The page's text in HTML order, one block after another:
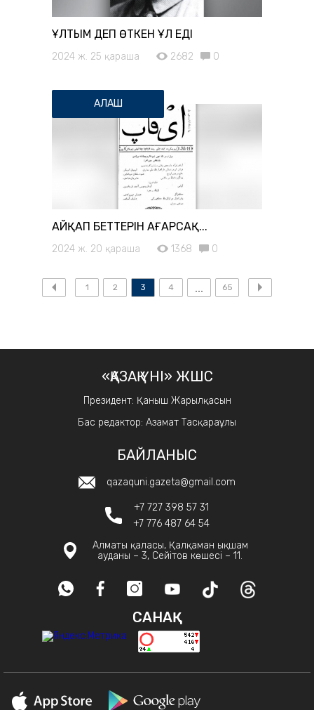
ҰЛТЫМ ДЕП ӨТКЕН ҰЛ ЕДІ
2024 ж. 25 қараша 2682 0
АЛАШ
АЙҚАП БЕТТЕРІН АҢҒАРСАҚ...
2024 ж. 20 қараша 1368 0
1 2 3 4 65
«ҚАЗАҚ ҮНІ» ЖШС
Президент: Қаныш Жарылқасын
Бас редактор: Азамат Тасқараұлы
БАЙЛАНЫС
qazaquni.gazeta@gmail.com
+7 727 398 57 31
+7 776 487 64 54
Алматы қаласы, Қалқаман ықшам
ауданы – 3, Сейітов көшесі – 11.
САНАҚ